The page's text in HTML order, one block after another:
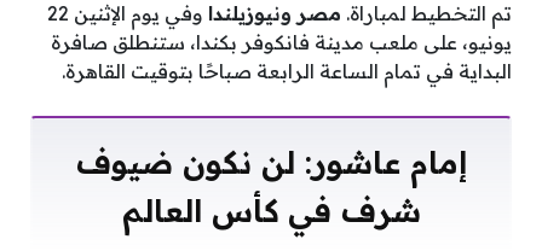
تم التخطيط لمباراة. مصر ونيوزيلندا
وفي يوم الإثنين 22
يونيو، على ملعب مدينة فانكوفر بكندا، ستنطلق صافرة
البداية في تمام الساعة الرابعة صباحًا بتوقيت القاهرة.
إمام عاشور: لن نكون ضيوف
شرف في كأس العالم